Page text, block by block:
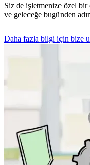
Siz de işletmenize özel bir
ve geleceğe bugünden
Daha fazla bilgi için bize